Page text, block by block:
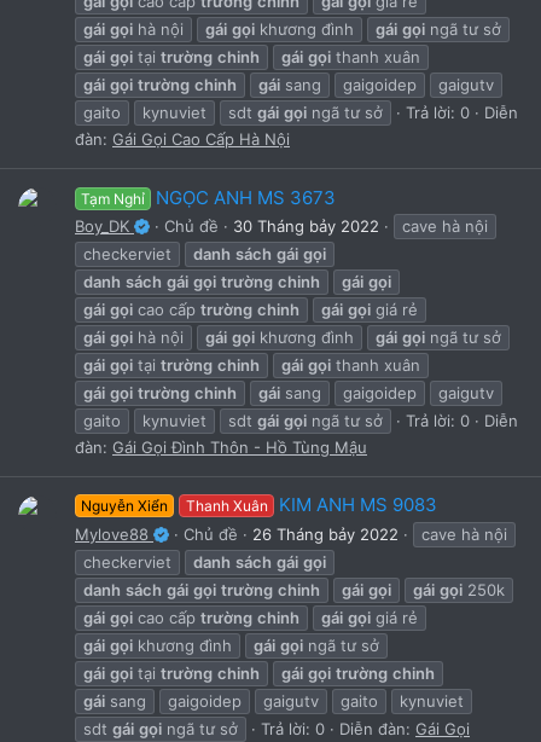
gái gọi hà nội gái gọi khương đình gái gọi ngã tư sở
gái gọi tại trường chinh gái gọi thanh xuân
gái gọi trường chinh gái sang gaigoidep
gaigutv
gaito
kynuviet sdt gái gọi ngã tư sở Trả lời: 0
Diễn
đàn: Gái Gọi Cao Cấp Hà Nội
Tạm Nghỉ NGỌC ANH MS 3673
Boy_DK Chủ đề 30 Tháng bảy 2022
cave hà nội
checkerviet
danh sách gái gọi
danh sách gái gọi trường chinh gái gọi
gái gọi cao cấp trường chinh gái gọi giá rẻ
gái gọi hà nội gái gọi khương đình gái gọi ngã tư sở
gái gọi tại trường chinh gái gọi thanh xuân
gái gọi trường chinh gái sang gaigoidep
gaigutv
gaito
kynuviet sdt gái gọi ngã tư sở Trả lời: 0
Diễn
đàn: Gái Gọi Đình Thôn - Hồ Tùng Mậu
Nguyễn Xiển Thanh Xuân KIM ANH MS 9083
Mylove88 Chủ đề 26 Tháng bảy 2022
cave hà nội
checkerviet
danh sách gái gọi
danh sách gái gọi trường chinh gái gọi gái gọi 250k
gái gọi cao cấp trường chinh gái gọi giá rẻ
gái gọi khương đình gái gọi ngã tư sở
gái gọi tại trường chinh gái gọi trường chinh
gái sang gaigoidep gaigutv gaito
kynuviet
sdt gái gọi ngã tư sở Trả lời: 0 Diễn đàn: Gái Gọi